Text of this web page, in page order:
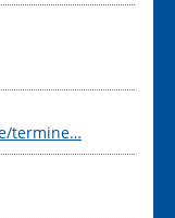
termine…